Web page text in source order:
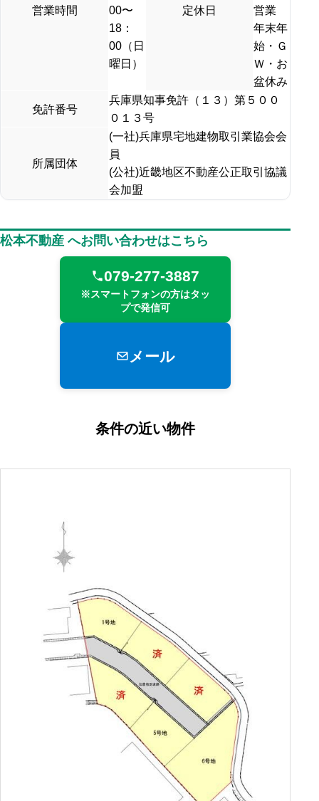
営業時間
00〜
18：
00（日
曜日）
定休日
営業
年末年
始・Ｇ
Ｗ・お
盆休み
免許番号
兵庫県知事免許（１３）第５００
０１３号
所属団体
(一社)兵庫県宅地建物取引業協会会
員
(公社)近畿地区不動産公正取引協議
会加盟
松本不動産 へお問い合わせはこちら
079-277-3887
※スマートフォンの方はタッ
プで発信可
メール
条件の近い物件